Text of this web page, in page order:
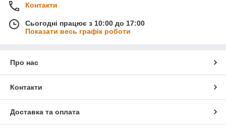
Контакти
Сьогодні працює з 10:00 до 17:00
Показати весь графік роботи
Про нас
Контакти
Доставка та оплата